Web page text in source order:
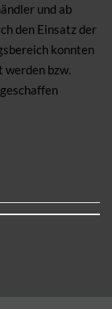
und ab
den Einsatz der
konnten
werden bzw.